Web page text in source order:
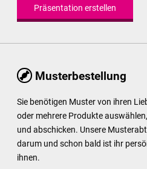
Präsentation erstellen
Musterbestellung
Sie benötigen Muster von ihren
oder mehrere Produkte
und abschicken. Unsere
darum und schon bald ist ihr
ihnen.